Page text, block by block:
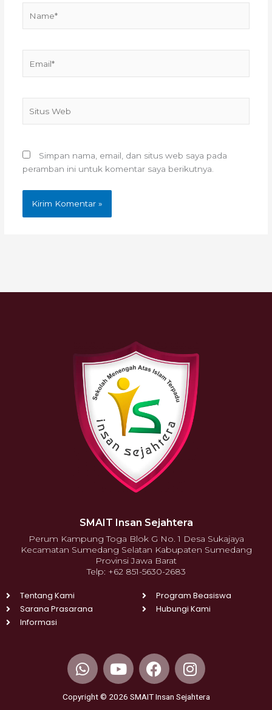
Web
Simpan nama, email, dan situs web saya pada
peramban ini untuk komentar saya berikutnya.
SMAIT Insan Sejahtera
Perum Kampung Toga Blok G No. 1 Desa Sukajaya
Kecamatan Sumedang Selatan Kabupaten Sumedang
Provinsi Jawa Barat
Telp: +62 851-5630-2683
Tentang Kami
Sarana Prasarana
Informasi
Program Beasiswa
Hubungi Kami
W
h
a
t
Y
o
u
t
F
a
c
e
I
n
s
t
Copyright © 2026 SMAIT Insan Sejahtera